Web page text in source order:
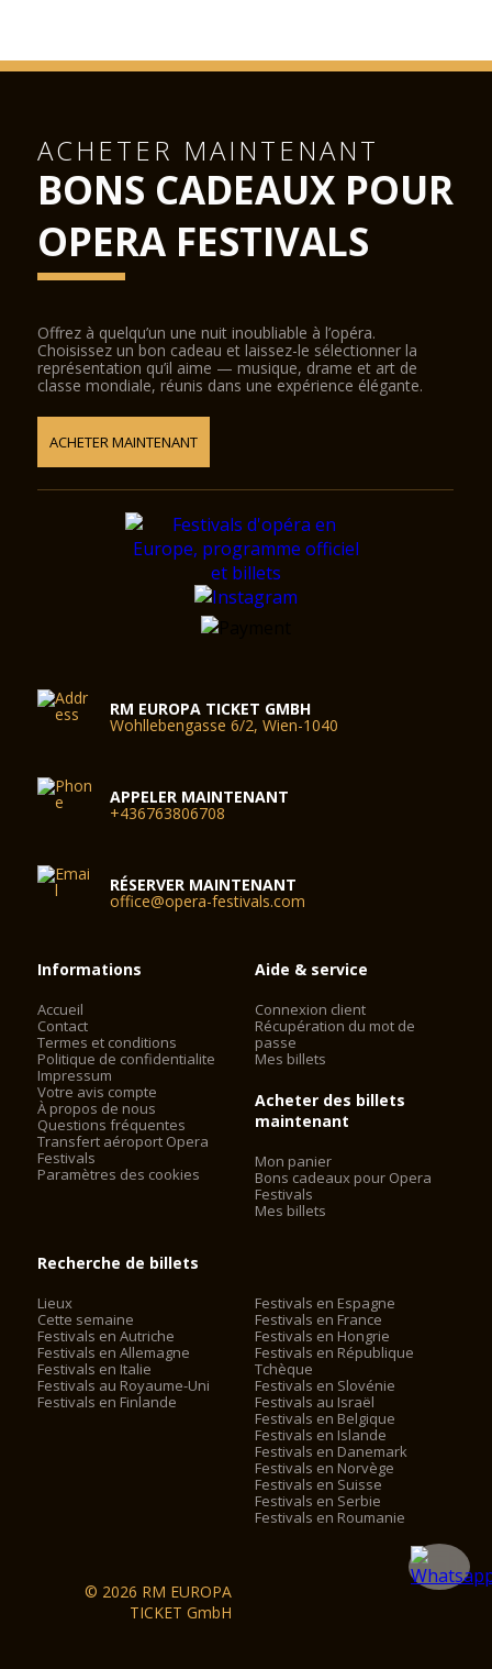
ACHETER MAINTENANT
BONS CADEAUX POUR
OPERA FESTIVALS
Offrez à quelqu’un une nuit inoubliable à l’opéra.
Choisissez un bon cadeau et laissez-le sélectionner la
représentation qu’il aime — musique, drame et art de
classe mondiale, réunis dans une expérience élégante.
ACHETER MAINTENANT
RM EUROPA TICKET GMBH
Wohllebengasse 6/2, Wien-1040
APPELER MAINTENANT
+436763806708
RÉSERVER MAINTENANT
office@opera-festivals.com
Informations
Accueil
Contact
Termes et conditions
Politique de confidentialite
Impressum
Votre avis compte
À propos de nous
Questions fréquentes
Transfert aéroport Opera
Festivals
Paramètres des cookies
Aide & service
Connexion client
Récupération du mot de
passe
Mes billets
Acheter des billets
maintenant
Mon panier
Bons cadeaux pour Opera
Festivals
Mes billets
Recherche de billets
Lieux
Cette semaine
Festivals en Autriche
Festivals en Allemagne
Festivals en Italie
Festivals au Royaume-Uni
Festivals en Finlande
Festivals en Espagne
Festivals en France
Festivals en Hongrie
Festivals en République
Tchèque
Festivals en Slovénie
Festivals au Israël
Festivals en Belgique
Festivals en Islande
Festivals en Danemark
Festivals en Norvège
Festivals en Suisse
Festivals en Serbie
Festivals en Roumanie
© 2026 RM EUROPA
TICKET GmbH